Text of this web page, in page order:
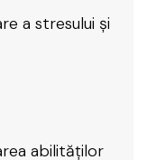
a stresului și
abilităților